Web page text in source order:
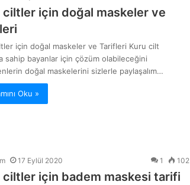
ciltler için doğal maskeler ve
için doğal maskeler ve Tarifleri Kuru cilt
sahip bayanlar için çözüm olabileceğini
doğal maskelerini sizlerle paylaşalım…
Oku »
17 Eylül 2020 1 102
ciltler için badem maskesi tarifi